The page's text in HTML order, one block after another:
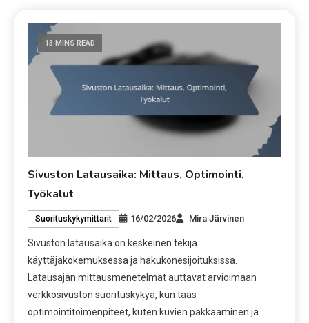
13 MINS READ
Sivuston Latausaika: Mittaus, Optimointi,
Työkalut
Suorituskykymittarit 16/02/2026 Mira Järvinen
Sivuston latausaika on keskeinen tekijä
käyttäjäkokemuksessa ja hakukonesijoituksissa.
Latausajan mittausmenetelmät auttavat arvioimaan
verkkosivuston suorituskykyä, kun taas
optimointitoimenpiteet, kuten kuvien pakkaaminen ja